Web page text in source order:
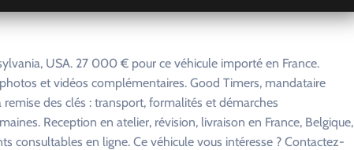
USA. 27 000 € pour ce véhicule importé en France.
et vidéos complémentaires. Good Timers, mandataire
des clés : transport, formalités et démarches
Reception en atelier, révision, livraison en France, Belgique,
consultables en ligne. Ce véhicule vous intéresse ? Contactez-